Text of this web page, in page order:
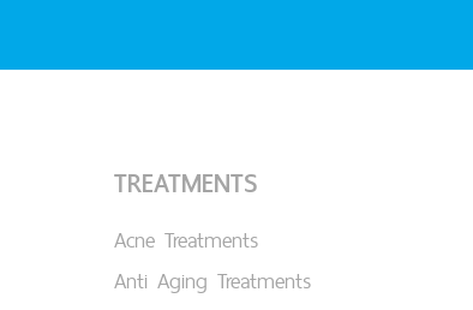
TREATMENTS
Acne Treatments
Anti Aging Treatments